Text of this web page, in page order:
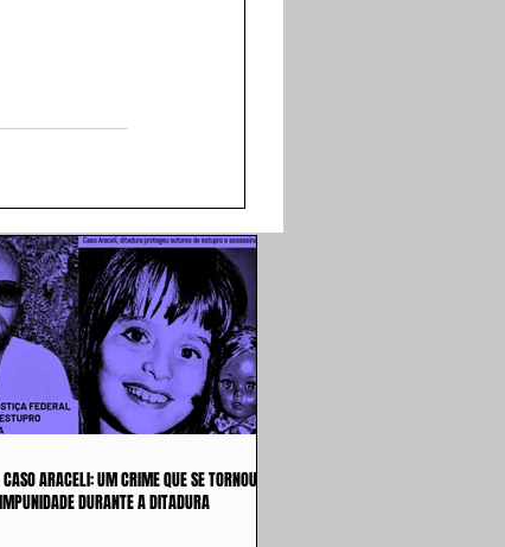
ARACELI: UM CRIME QUE SE TORNOU
DURANTE A DITADURA